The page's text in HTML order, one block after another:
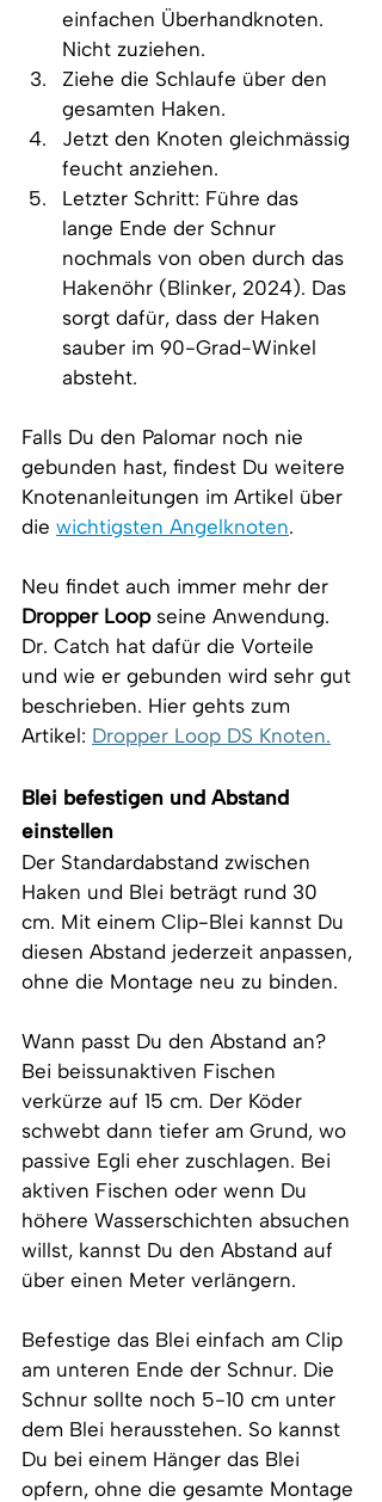
einfachen Überhandknoten.
Nicht zuziehen.
Ziehe die Schlaufe über den
gesamten Haken.
Jetzt den Knoten gleichmässig
feucht anziehen.
Letzter Schritt: Führe das
lange Ende der Schnur
nochmals von oben durch das
Hakenöhr (Blinker, 2024). Das
sorgt dafür, dass der Haken
sauber im 90-Grad-Winkel
absteht.
Falls Du den Palomar noch nie
gebunden hast, findest Du weitere
Knotenanleitungen im Artikel über
die wichtigsten Angelknoten.
Neu findet auch immer mehr der
Dropper Loop seine Anwendung.
Dr. Catch hat dafür die Vorteile
und wie er gebunden wird sehr gut
beschrieben. Hier gehts zum
Artikel: Dropper Loop DS Knoten.
Blei befestigen und Abstand
einstellen
Der Standardabstand zwischen
Haken und Blei beträgt rund 30
cm. Mit einem Clip-Blei kannst Du
diesen Abstand jederzeit anpassen,
ohne die Montage neu zu binden.
Wann passt Du den Abstand an?
Bei beissunaktiven Fischen
verkürze auf 15 cm. Der Köder
schwebt dann tiefer am Grund, wo
passive Egli eher zuschlagen. Bei
aktiven Fischen oder wenn Du
höhere Wasserschichten absuchen
willst, kannst Du den Abstand auf
über einen Meter verlängern.
Befestige das Blei einfach am Clip
am unteren Ende der Schnur. Die
Schnur sollte noch 5-10 cm unter
dem Blei herausstehen. So kannst
Du bei einem Hänger das Blei
opfern, ohne die gesamte Montage